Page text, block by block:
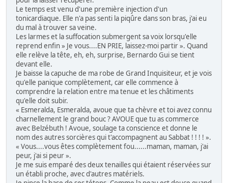
Le temps est venu d'une première injection d'un
tonicardiaque. Elle n'a pas senti la piqûre dans son bras, j'ai eu
du mal à trouver sa veine.
Les larmes et la suffocation submergent sa voix lorsqu'elle
reprend enfin » Je vous....EN PRIE, laissez-moi partir ». Quand
elle relève la tête, eh, eh, surprise, Bernardo Gui se tient
devant elle.
Je baisse la capuche de ma robe de Grand Inquisiteur, et je vois
qu'elle panique complètement, car elle commence à
comprendre la relation entre ma tenue et les châtiments
qu'elle doit subir.
« Esmeralda, Esmeralda, avoue que ta chèvre et toi avez connu
charnellement le grand bouc ? AVOUE que tu as commerce
avec Belzébuth ! Avoue, soulage ta conscience et donne le
nom des autres sorcières qui t'accompagnent au Sabbat ! ! ! ! ».
« Vous....vous êtes complètement fou......maman, maman, j'ai
peur, j'ai si peur ».
Je me suis emparé des deux tenailles qui étaient réservées sur
un établi proche, avec d'autres matériels.